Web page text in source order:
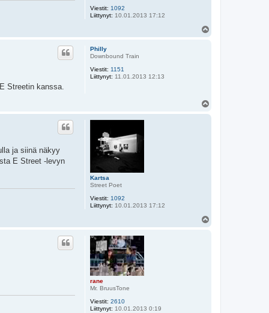
Viestit: 1092
Liittynyt: 10.01.2013 17:12
Philly
Downbound Train
Viestit: 1151
Liittynyt: 11.01.2013 12:13
Streetin kanssa.
Kartsa
Street Poet
Viestit: 1092
Liittynyt: 10.01.2013 17:12
ja siinä näkyy
E Street -levyn
rane
Mr. BruusTone
Viestit: 2610
Liittynyt: 10.01.2013 0:19